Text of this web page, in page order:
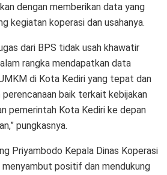
dengan memberikan data yang
kegiatan koperasi dan usahanya.
dari BPS tidak usah khawatir
rangka mendapatkan data
di Kota Kediri yang tepat dan
baik terkait kebijakan
pemerintah Kota Kediri ke depan
pungkasnya.
Priyambodo Kepala Dinas Koperasi
positif dan mendukung